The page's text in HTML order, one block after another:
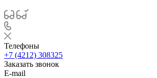
Телефоны
+7 (4212) 308325
Заказать звонок
E-mail